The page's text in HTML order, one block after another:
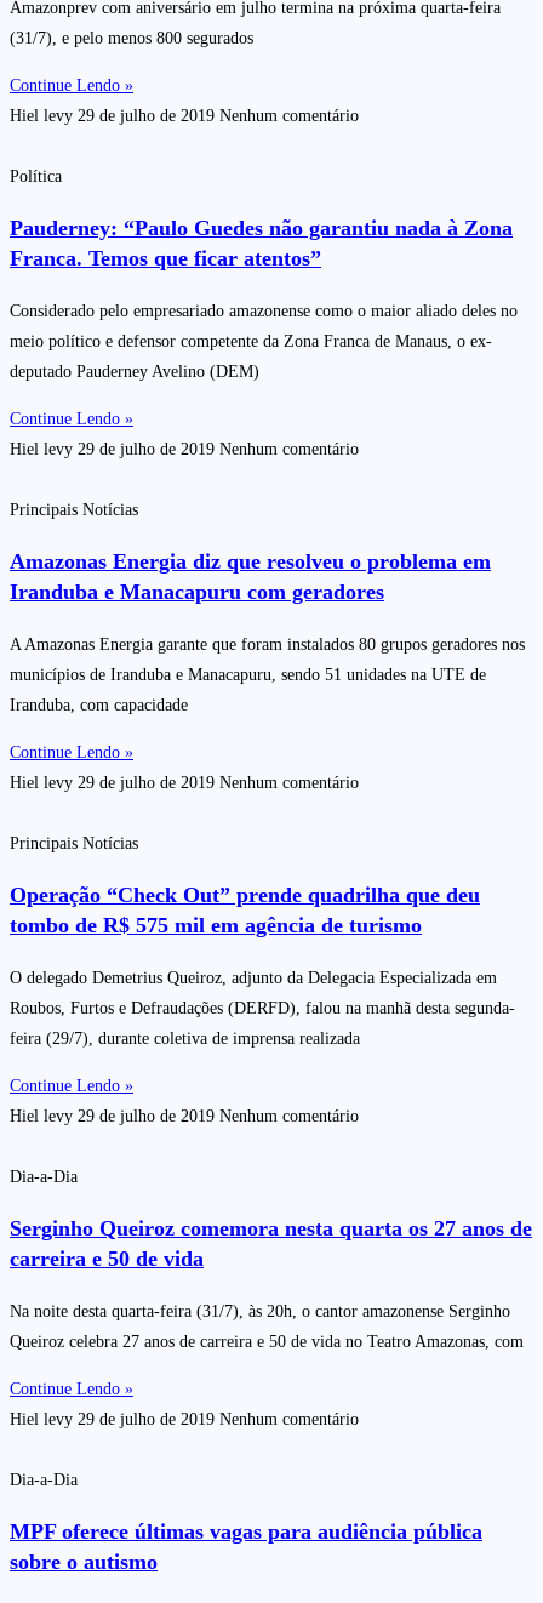
Amazonprev com aniversário em julho termina na próxima quarta-feira
(31/7), e pelo menos 800 segurados
Continue Lendo »
Hiel levy 29 de julho de 2019 Nenhum comentário
Política
Pauderney: “Paulo Guedes não garantiu nada à Zona
Franca. Temos que ficar atentos”
Considerado pelo empresariado amazonense como o maior aliado deles no
meio político e defensor competente da Zona Franca de Manaus, o ex-
deputado Pauderney Avelino (DEM)
Continue Lendo »
Hiel levy 29 de julho de 2019 Nenhum comentário
Principais Notícias
Amazonas Energia diz que resolveu o problema em
Iranduba e Manacapuru com geradores
A Amazonas Energia garante que foram instalados 80 grupos geradores nos
municípios de Iranduba e Manacapuru, sendo 51 unidades na UTE de
Iranduba, com capacidade
Continue Lendo »
Hiel levy 29 de julho de 2019 Nenhum comentário
Principais Notícias
Operação “Check Out” prende quadrilha que deu
tombo de R$ 575 mil em agência de turismo
O delegado Demetrius Queiroz, adjunto da Delegacia Especializada em
Roubos, Furtos e Defraudações (DERFD), falou na manhã desta segunda-
feira (29/7), durante coletiva de imprensa realizada
Continue Lendo »
Hiel levy 29 de julho de 2019 Nenhum comentário
Dia-a-Dia
Serginho Queiroz comemora nesta quarta os 27 anos de
carreira e 50 de vida
Na noite desta quarta-feira (31/7), às 20h, o cantor amazonense Serginho
Queiroz celebra 27 anos de carreira e 50 de vida no Teatro Amazonas, com
Continue Lendo »
Hiel levy 29 de julho de 2019 Nenhum comentário
Dia-a-Dia
MPF oferece últimas vagas para audiência pública
sobre o autismo